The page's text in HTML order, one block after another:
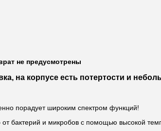
не предусмотрены
на корпусе есть потертости и
порадует широким спектром функций!
бактерий и микробов с помощью высокой